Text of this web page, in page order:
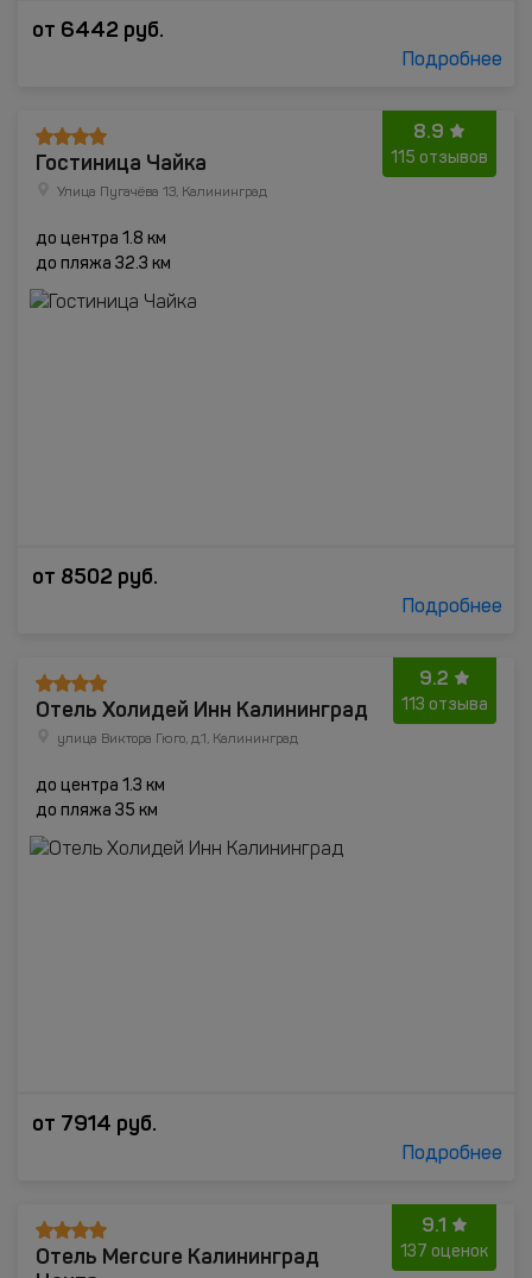
от 6442 руб.
Подробнее
8.9
115 отзывов
Гостиница Чайка
Улица Пугачёва 13, Калининград
до центра 1.8 км
до пляжа 32.3 км
от 8502 руб.
Подробнее
9.2
113 отзыва
Отель Холидей Инн Калининград
улица Виктора Гюго, д.1, Калининград
до центра 1.3 км
до пляжа 35 км
от 7914 руб.
Подробнее
9.1
137 оценок
Отель Mercure Калининград